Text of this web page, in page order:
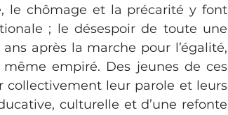
le chômage et la précarité y font
; le désespoir de toute une
après la marche pour l’égalité,
empiré. Des jeunes de ces
collectivement leur parole et leurs
culturelle et d’une refonte